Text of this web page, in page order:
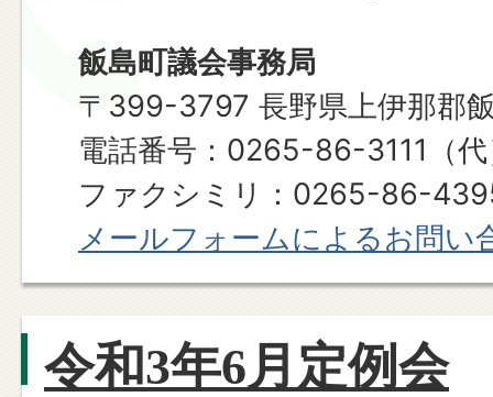
飯島町議会事務局
〒399-3797 長野県上伊那郡
電話番号：0265-86-3111（
ファクシミリ：0265-86-
メールフォームによるお問い
令和3年6月定例会